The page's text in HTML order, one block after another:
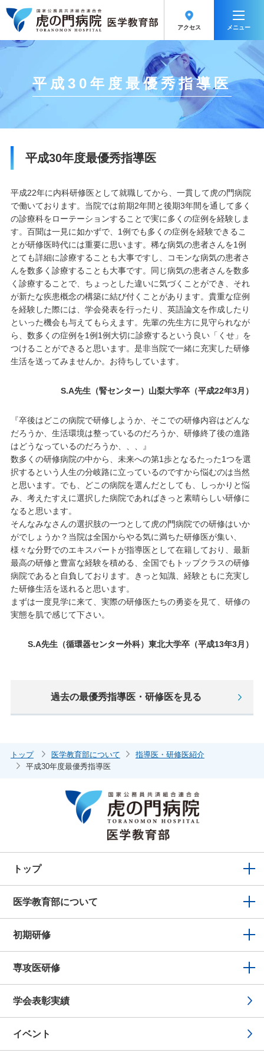
アクセス メニュー
平成30年度最優秀指導医
平成30年度最優秀指導医
平成22年に内科研修医として就職してから、一貫して虎の門病院
で働いております。当院では前期2年間と後期3年間を通して多く
の診療科をローテーションすることで実に多くの症例を経験しま
す。百聞は一見に如かずで、1例でも多くの症例を経験できるこ
とが研修医時代には重要に思います。稀な病気の患者さんを1例
とても詳細に診療することも大事ですし、コモンな病気の患者さ
んを数多く診療することも大事です。同じ病気の患者さんを数多
く診療することで、ちょっとした違いに気づくことができ、それ
が新たな疾患概念の構築に結び付くことがあります。貴重な症例
を経験した際には、学会発表を行ったり、英語論文を作成したり
といった機会も与えてもらえます。先輩の先生方に見守られなが
ら、数多くの症例を1例1例大切に診療するという良い「くせ」を
つけることができると思います。是非当院で一緒に充実した研修
生活を送ってみませんか。お待ちしています。
S.A先生（腎センター）山梨大学卒（平成22年3月）
『卒後はどこの病院で研修しようか、そこでの研修内容はどんな
だろうか、生活環境は整っているのだろうか、研修終了後の進路
はどうなっているのだろうか、、、』
数多くの研修病院の中から、未来への第1歩となるたった1つを選
択するという人生の分岐路に立っているのですから悩むのは当然
と思います。でも、どこの病院を選んだとしても、しっかりと悩
み、考えたすえに選択した病院であればきっと素晴らしい研修に
なると思います。
そんなみなさんの選択肢の一つとして虎の門病院での研修はいか
がでしょうか？当院は全国からやる気に満ちた研修医が集い、
様々な分野でのエキスパートが指導医として在籍しており、最新
最高の研修と豊富な経験を積める、全国でもトップクラスの研修
病院であると自負しております。きっと知識、経験ともに充実し
た研修生活を送れると思います。
まずは一度見学に来て、実際の研修医たちの勇姿を見て、研修の
実態を肌で感じて下さい。
S.A先生（循環器センター外科）東北大学卒（平成13年3月）
過去の最優秀指導医・研修医を見る
トップ 医学教育部について
指導医・研修医紹介
平成30年度最優秀指導医
トップ
医学教育部について
初期研修
専攻医研修
学会表彰実績
イベント